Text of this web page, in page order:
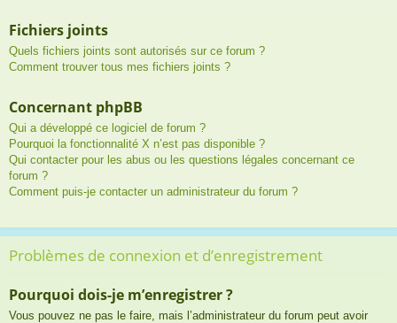
Fichiers joints
Quels fichiers joints sont autorisés sur ce forum ?
Comment trouver tous mes fichiers joints ?
Concernant phpBB
Qui a développé ce logiciel de forum ?
Pourquoi la fonctionnalité X n’est pas disponible ?
Qui contacter pour les abus ou les questions légales concernant ce
forum ?
Comment puis-je contacter un administrateur du forum ?
Problèmes de connexion et d’enregistrement
Pourquoi dois-je m’enregistrer ?
Vous pouvez ne pas le faire, mais l’administrateur du forum peut avoir